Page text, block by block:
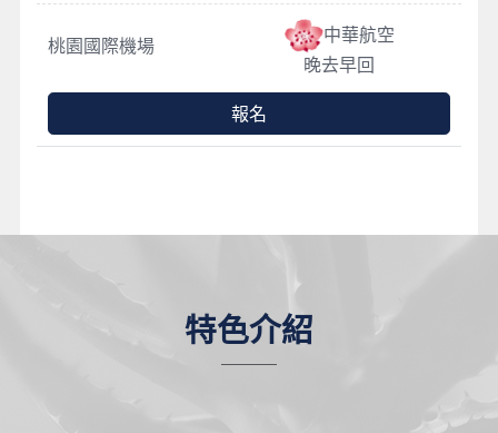
特色介紹
桃園國際機場
中華航空
晚去早回
報名